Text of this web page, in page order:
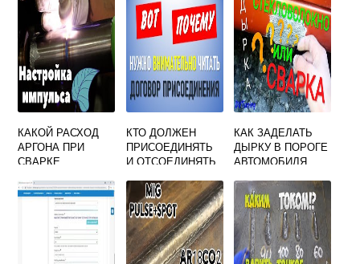
КАКОЙ РАСХОД
АРГОНА ПРИ
СВАРКЕ
ПОЛУАВТОМАТОМ
КТО ДОЛЖЕН
ПРИСОЕДИНЯТЬ
И ОТСОЕДИНЯТЬ
ЭЛЕКТРОСВАРОЧ
НЫЕ УСТАНОВКИ
КАК ЗАДЕЛАТЬ
ДЫРКУ В ПОРОГЕ
АВТОМОБИЛЯ
СВАРКОЙ